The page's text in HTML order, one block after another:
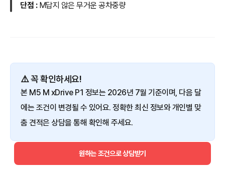
단점 : M답지 않은 무거운 공차중량
⚠️ 꼭 확인하세요!
본 M5 M xDrive P1 정보는 2026년 7월 기준이며, 다음 달
에는 조건이 변경될 수 있어요. 정확한 최신 정보와 개인별 맞
춤 견적은 상담을 통해 확인해 주세요.
원하는 조건으로 상담받기